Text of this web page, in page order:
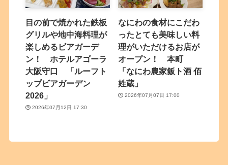
目の前で焼かれた鉄板
グリルや地中海料理が
楽しめるビアガーデ
ン！ ホテルアゴーラ
大阪守口 「ルーフト
ップビアガーデン
2026」
2026年07月12日 17:30
なにわの食材にこだわ
ったとても美味しい料
理がいただけるお店が
オープン！ 本町
「なにわ農家飯ト酒 佰
姓蔵」
2026年07月07日 17:00